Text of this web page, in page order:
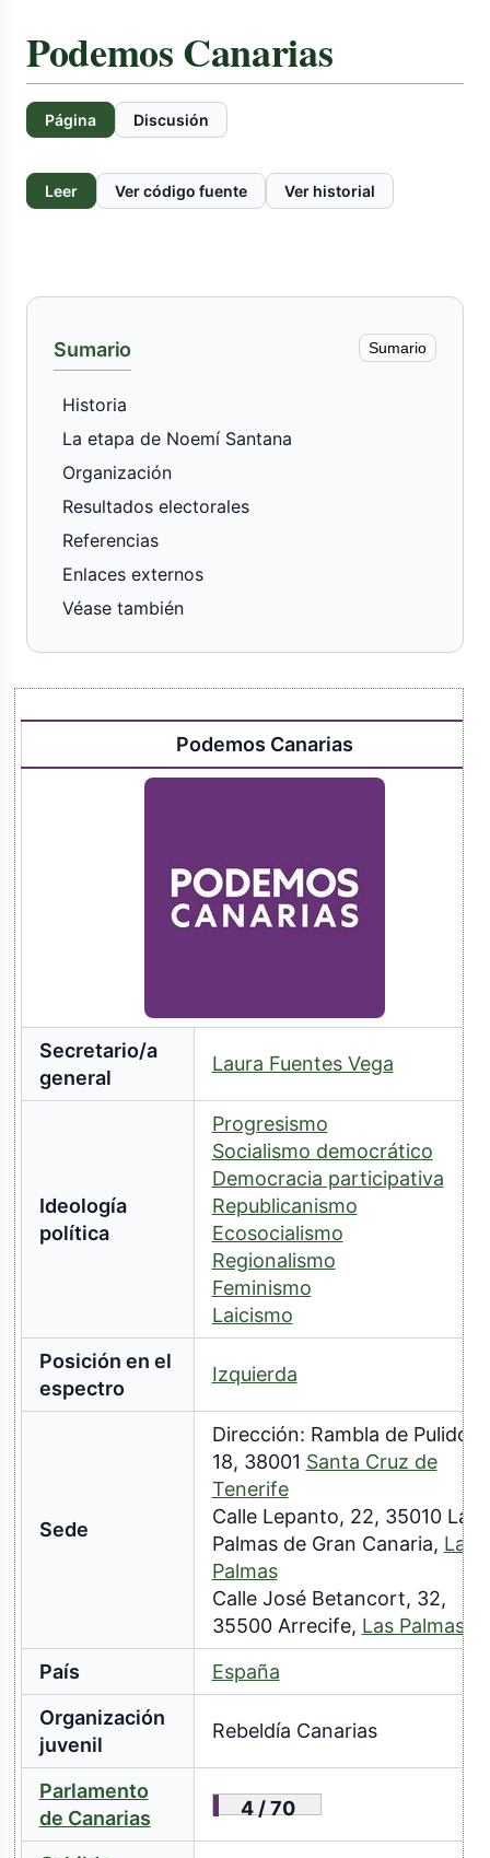
Podemos Canarias
Página Discusión
Leer Ver código fuente Ver historial
Sumario Sumario
Historia
La etapa de Noemí Santana
Organización
Resultados electorales
Referencias
Enlaces externos
Véase también
Podemos Canarias
Secretario/a
general
Laura Fuentes Vega
Ideología
política
Progresismo
Socialismo democrático
Democracia participativa
Republicanismo
Ecosocialismo
Regionalismo
Feminismo
Laicismo
Posición en el
espectro
Izquierda
Sede
Dirección: Rambla de Pulido,
18, 38001 Santa Cruz de
Tenerife
Calle Lepanto, 22, 35010 Las
Palmas de Gran Canaria, Las
Palmas
Calle José Betancort, 32,
35500 Arrecife, Las Palmas
País
España
Organización
juvenil
Rebeldía Canarias
Parlamento
de Canarias
4 / 70